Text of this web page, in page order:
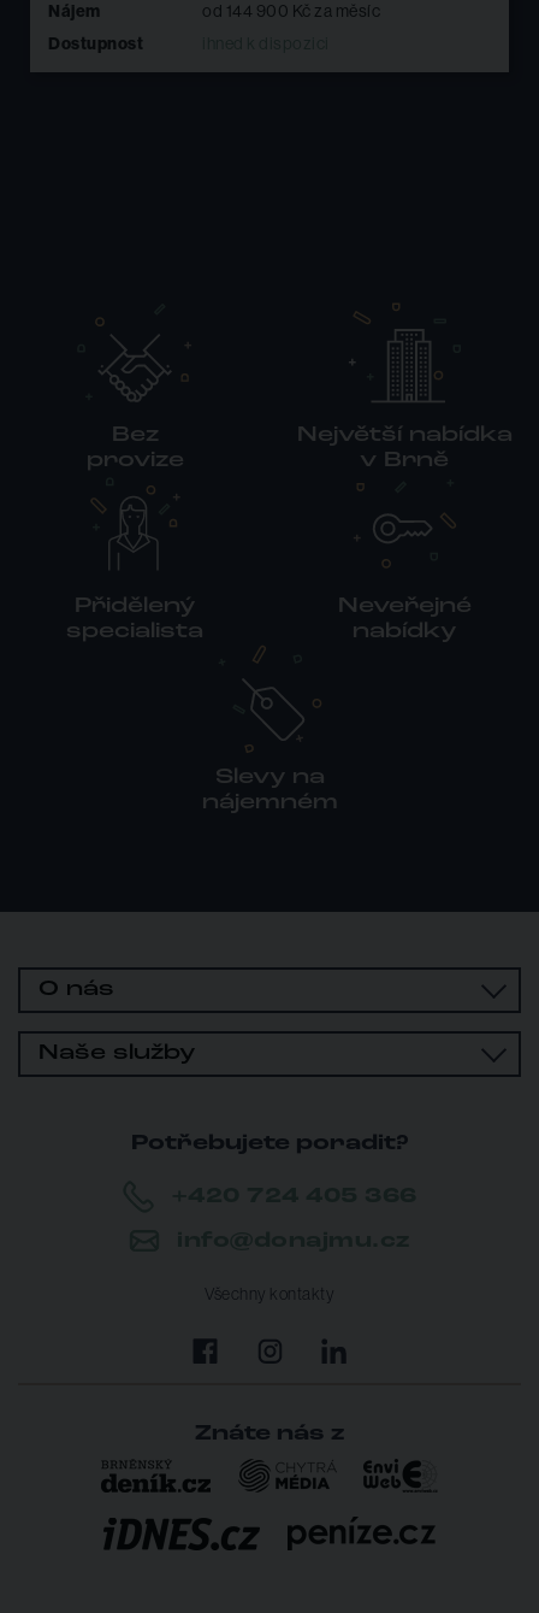
Nájem od 124 614 Kč za měsíc
Dostupnost
Bez
provize
Největší nabídka
v Brně
Přidělený
specialista
Neveřejné
nabídky
Slevy na
nájemném
O nás
Naše služby
Potřebujete poradit?
Všechny kontakty
Znáte nás z